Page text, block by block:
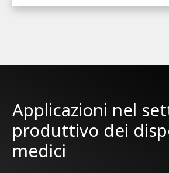
Applicazioni nel
produttivo dei
medici